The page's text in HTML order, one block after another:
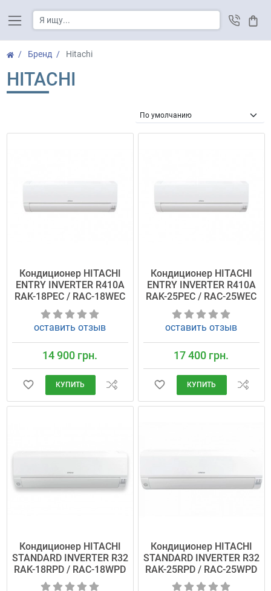
Бренд Hitachi
HITACHI
Кондиционер HITACHI
ENTRY INVERTER R410A
RAK-18PEC / RAC-18WEC
оставить отзыв
14 900 грн.
КУПИТЬ
Кондиционер HITACHI
ENTRY INVERTER R410A
RAK-25PEC / RAC-25WEC
оставить отзыв
17 400 грн.
КУПИТЬ
Кондиционер HITACHI
STANDARD INVERTER R32
RAK-18RPD / RAC-18WPD
Кондиционер HITACHI
STANDARD INVERTER R32
RAK-25RPD / RAC-25WPD